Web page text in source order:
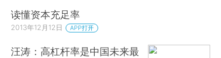
读懂资本充足率
2013年12月12日 APP打开
汪涛：高杠杆率是中国未来最